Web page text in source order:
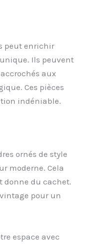
peut enrichir
Ils peuvent
aux
Ces pièces
indéniable.
ornés de style
moderne. Cela
donne du cachet.
pour un
espace avec